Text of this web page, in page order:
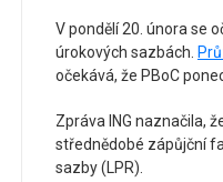
V pondělí 20. února se
úrokových sazbách.
očekává, že PBoC
Zpráva ING naznačila,
střednědobé zápůjční
sazby (LPR).